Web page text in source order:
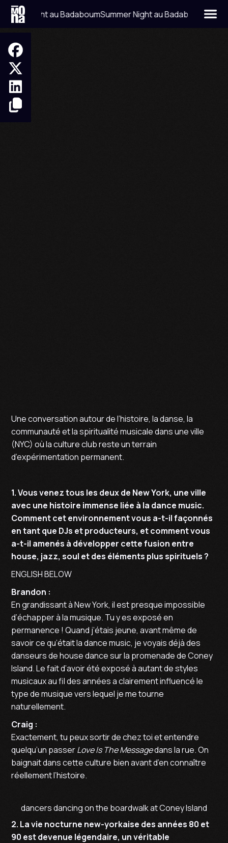
Night au BadaboumSummer Night au Badaboum
Une conversation autour de l’histoire, la danse, la
communauté et la spiritualité musicale dans une ville
(NYC) où la culture club reste un terrain
d’expérimentation permanent.
1. Vous venez tous les deux de New York, une ville
avec une histoire immense liée à la dance music.
Comment cet environnement vous a-t-il façonnés
en tant que DJs et producteurs, et comment vous
a-t-il amenés à développer cette fusion entre
house, jazz, soul et des éléments plus spirituels ?
ENGLISH BELOW
Brandon :
En grandissant à New York, il est presque impossible
d’échapper à la musique. Tu y es exposé en
permanence ! Quand j’étais jeune, avant même de
savoir ce qu’était la dance music, je voyais déjà des
danseurs de house dance sur la promenade de Coney
Island. Le fait d’avoir été exposé à autant de styles
musicaux au fil des années a clairement influencé le
type de musique vers lequel je me tourne
naturellement.
Craig :
Exactement, tu peux sortir de chez toi et entendre
quelqu’un passerLove Is The Messagedans la rue. On
baignait dans cette culture bien avant d’en connaître
réellement l’histoire.
dancers dancing on the boardwalk at Coney Island
2. La vie nocturne new-yorkaise des années 80 et
90 est devenue légendaire, un véritable